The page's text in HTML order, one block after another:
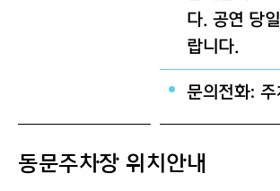
다. 공연 당
랍니다.
문의전화:
동문주차장 위치안내